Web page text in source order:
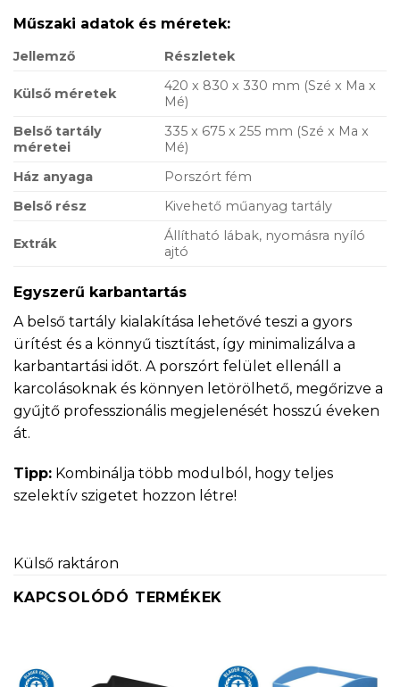
Műszaki adatok és méretek:
Jellemző Részletek
Külső méretek
420 x 830 x 330 mm (Szé x Ma x
Mé)
Belső tartály
méretei
335 x 675 x 255 mm (Szé x Ma x
Mé)
Ház anyaga
Porszórt fém
Belső rész
Kivehető műanyag tartály
Extrák
Állítható lábak, nyomásra nyíló
ajtó
Egyszerű karbantartás
A belső tartály kialakítása lehetővé teszi a gyors
ürítést és a könnyű tisztítást, így minimalizálva a
karbantartási időt. A porszórt felület ellenáll a
karcolásoknak és könnyen letörölhető, megőrizve a
gyűjtő professzionális megjelenését hosszú éveken
át.
Tipp: Kombinálja több modulból, hogy teljes
szelektív szigetet hozzon létre!
Külső raktáron
KAPCSOLÓDÓ TERMÉKEK